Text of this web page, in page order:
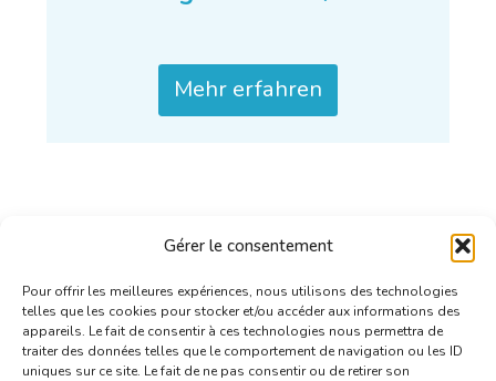
Gérer le consentement
Pour offrir les meilleures expériences, nous utilisons des technologies
telles que les cookies pour stocker et/ou accéder aux informations des
appareils. Le fait de consentir à ces technologies nous permettra de
traiter des données telles que le comportement de navigation ou les ID
uniques sur ce site. Le fait de ne pas consentir ou de retirer son
Mehr erfahren